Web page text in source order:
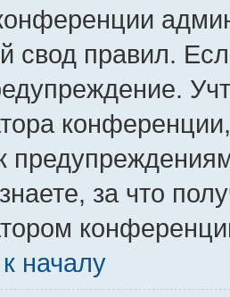
свод правил.
за что
началу